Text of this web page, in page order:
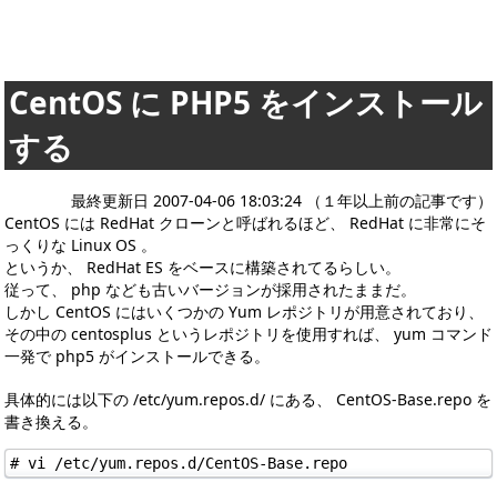
CentOS に PHP5 をインストール
する
最終更新日 2007-04-06 18:03:24 （１年以上前の記事です）
CentOS には RedHat クローンと呼ばれるほど、 RedHat に非常にそ
っくりな Linux OS 。
というか、 RedHat ES をベースに構築されてるらしい。
従って、 php なども古いバージョンが採用されたままだ。
しかし CentOS にはいくつかの Yum レポジトリが用意されており、
その中の centosplus というレポジトリを使用すれば、 yum コマンド
一発で php5 がインストールできる。
具体的には以下の /etc/yum.repos.d/ にある、 CentOS-Base.repo を
書き換える。